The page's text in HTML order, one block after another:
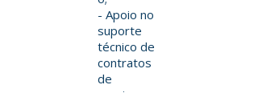
- Apoio no
suporte
técnico de
contratos
de